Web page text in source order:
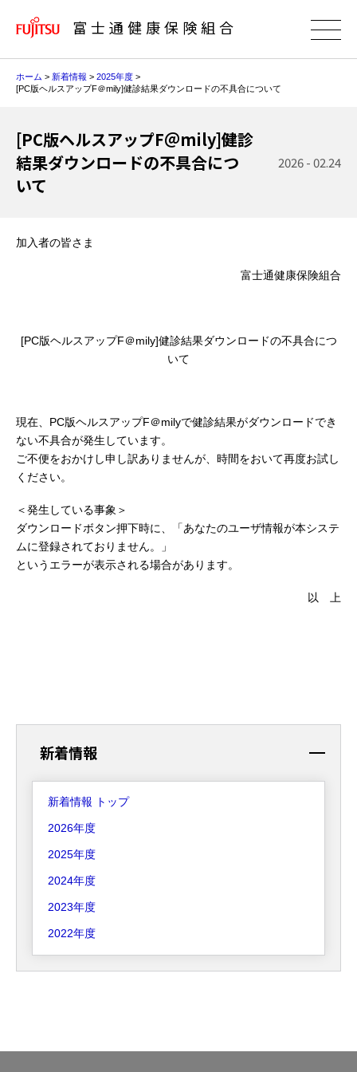
富士通健康保険組合
ホーム > 新着情報 > 2025年度 >
[PC版ヘルスアップF＠mily]健診結果ダウンロードの不具合について
[PC版ヘルスアップF＠mily]健診
結果ダウンロードの不具合につ
いて
2026 - 02.24
加入者の皆さま
富士通健康保険組合
[PC版ヘルスアップF＠mily]健診結果ダウンロードの不具合につ
いて
現在、PC版ヘルスアップF＠milyで健診結果がダウンロードでき
ない不具合が発生しています。
ご不便をおかけし申し訳ありませんが、時間をおいて再度お試し
ください。
＜発生している事象＞
ダウンロードボタン押下時に、「あなたのユーザ情報が本システ
ムに登録されておりません。」
というエラーが表示される場合があります。
以 上
新着情報
新着情報 トップ
2026年度
2025年度
2024年度
2023年度
2022年度